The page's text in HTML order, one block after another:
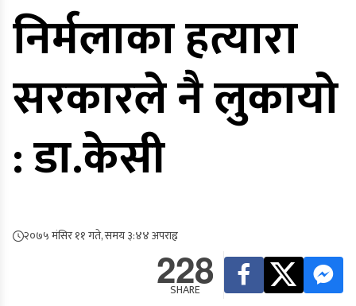
निर्मलाका हत्यारा
सरकारले नै लुकायो
: डा.केसी
२०७५ मंसिर ११ गते, समय ३:४४ अपराह्न
228
SHARE